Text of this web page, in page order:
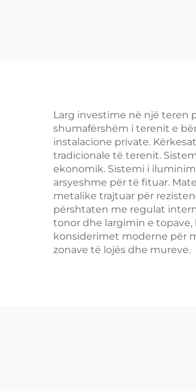
Larg investime në një teren
shumafërshëm i terenit e
instalacione private.
tradicionale të terenit.
ekonomik. Sistemi i
arsyeshme për të fituar.
metalike trajtuar për
përshtaten me regulat
tonor dhe largimin e
konsiderimet moderne për
zonave të lojës dhe mureve.